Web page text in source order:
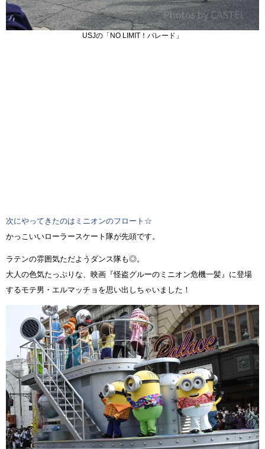
USJの「NO LIMIT！パレード」
次にやってきたのはミニオンのフロート☆
かっこいいローラースケート隊が先頭です。
ラテンの雰囲気ただようダンス隊も◎。
大人の色気たっぷりな、映画『怪盗グルーのミニオン危機一髪』に登場
するモテ男・エルマッチョを思い出しちゃいました！